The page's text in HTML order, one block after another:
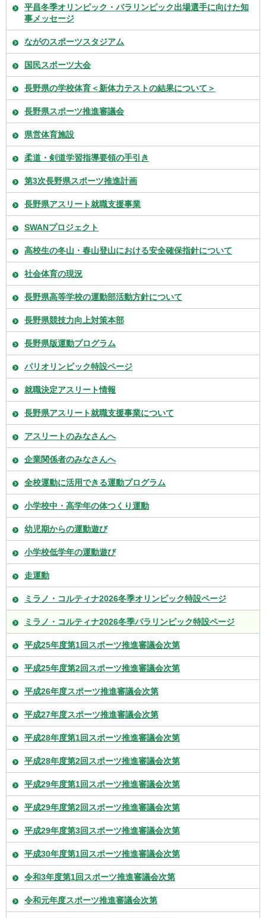
平昌冬季オリンピック・パラリンピック出場選手に向けた知
事メッセージ
ながのスポーツスタジアム
国民スポーツ大会
長野県の学校体育＜新体力テストの結果について＞
長野県スポーツ推進審議会
県営体育施設
柔道・剣道学習指導要領の手引き
第3次長野県スポーツ推進計画
長野県アスリート就職支援事業
SWANプロジェクト
高校生の冬山・春山登山における安全確保指針について
社会体育の現況
長野県高等学校の運動部活動方針について
長野県競技力向上対策本部
長野県版運動プログラム
パリオリンピック特設ページ
就職決定アスリート情報
長野県アスリート就職支援事業について
アスリートのみなさんへ
企業関係者のみなさんへ
全校運動に活用できる運動プログラム
小学校中・高学年の体つくり運動
幼児期からの運動遊び
小学校低学年の運動遊び
走運動
ミラノ・コルティナ2026冬季オリンピック特設ページ
ミラノ・コルティナ2026冬季パラリンピック特設ページ
平成25年度第1回スポーツ推進審議会次第
平成25年度第2回スポーツ推進審議会次第
平成26年度スポーツ推進審議会次第
平成27年度スポーツ推進審議会次第
平成28年度第1回スポーツ推進審議会次第
平成28年度第2回スポーツ推進審議会次第
平成29年度第1回スポーツ推進審議会次第
平成29年度第2回スポーツ推進審議会次第
平成29年度第3回スポーツ推進審議会次第
平成30年度第1回スポーツ推進審議会次第
令和3年度第1回スポーツ推進審議会次第
令和元年度スポーツ推進審議会次第